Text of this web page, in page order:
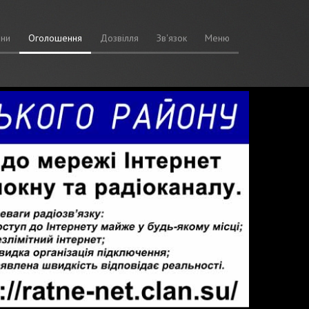
Оголошення Дозвілля Зв'язок Меню